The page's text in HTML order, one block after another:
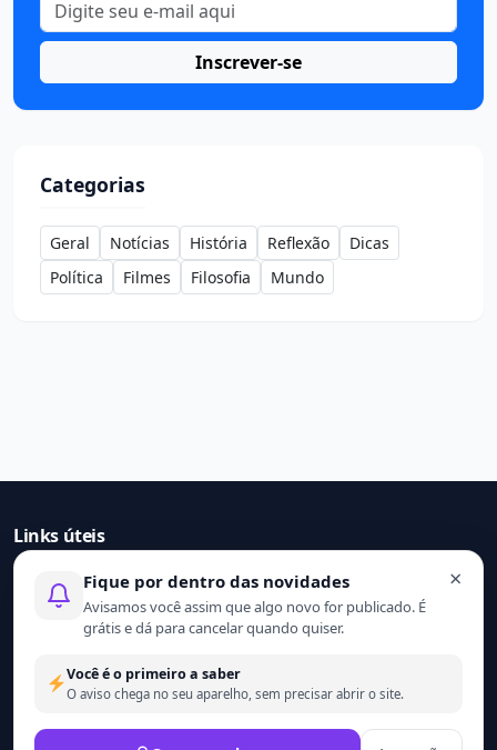
Inscrever-se
Categorias
Geral Notícias História Reflexão
Dicas
Política
Filmes Filosofia Mundo
Links úteis
Início
Contato
Sobre nós
Termo de uso
Política de privacidade
© 2021 - 2026 Ler mais. Todos os direitos reservados.
×
Fique por dentro das novidades
Avisamos você assim que algo novo for publicado. É
grátis e dá para cancelar quando quiser.
Você é o primeiro a saber
O aviso chega no seu aparelho, sem precisar abrir o site.